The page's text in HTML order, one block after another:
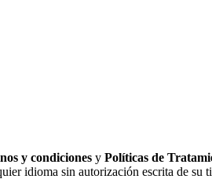
y condiciones y Políticas de
idioma sin autorización escrita de